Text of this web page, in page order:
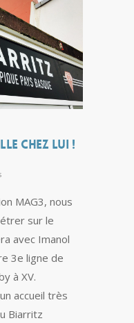
chez lui !
MAG3, nous
sur le
avec Imanol
3e ligne de
à XV.
accueil très
Biarritz